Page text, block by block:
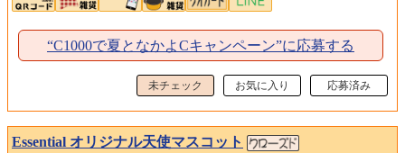
“C1000で夏となかよCキャンペーン”に応募する
未チェック お気に入り 応募済み
Essential オリジナル天使マスコット